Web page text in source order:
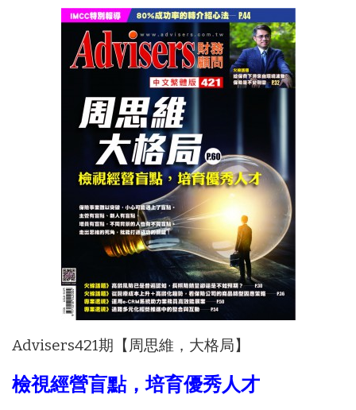
Advisers421期【周思維，大格局】
檢視經營盲點，培育優秀人才